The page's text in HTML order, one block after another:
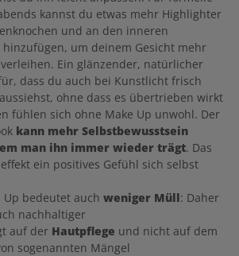
kannst du etwas mehr Highlighter
und an den inneren
um deinem Gesicht mehr
Ein glänzender, natürlicher
dass du auch bei Kunstlicht frisch
ohne dass es übertrieben wirkt
fühlen sich ohne Make Up unwohl. Der
kann mehr Selbstbewusstsein
man ihn immer wieder trägt. Das
ein positives Gefühl sich selbst
Up bedeutet auch weniger Müll: Daher
nachhaltiger
auf der Hautpflege und nicht auf dem
sogenannten Mängel